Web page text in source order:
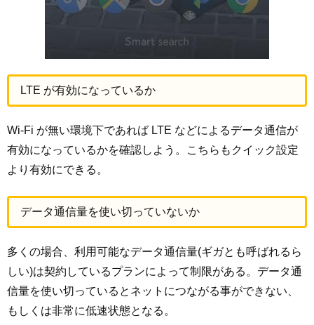
LTE が有効になっているか
Wi-Fi が無い環境下であれば LTE などによるデータ通信が
有効になっているかを確認しよう。こちらもクイック設定
より有効にできる。
データ通信量を使い切っていないか
多くの場合、利用可能なデータ通信量(ギガとも呼ばれるら
しい)は契約しているプランによって制限がある。データ通
信量を使い切っているとネットにつながる事ができない、
もしくは非常に低速状態となる。